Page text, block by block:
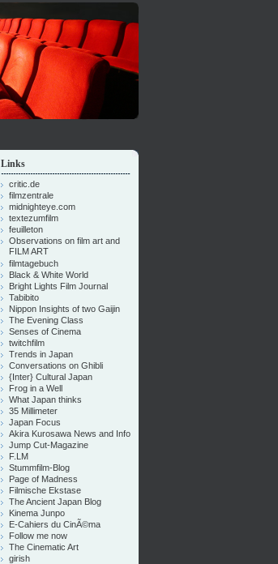
Links
critic.de
filmzentrale
midnighteye.com
textezumfilm
feuilleton
Observations on film art and
FILM ART
filmtagebuch
Black & White World
Bright Lights Film Journal
Tabibito
Nippon Insights of two Gaijin
The Evening Class
Senses of Cinema
twitchfilm
Trends in Japan
Conversations on Ghibli
{Inter} Cultural Japan
Frog in a Well
What Japan thinks
35 Millimeter
Japan Focus
Akira Kurosawa News and Info
Jump Cut-Magazine
F.LM
Stummfilm-Blog
Page of Madness
Filmische Ekstase
The Ancient Japan Blog
Kinema Junpo
E-Cahiers du CinÃ©ma
Follow me now
The Cinematic Art
girish